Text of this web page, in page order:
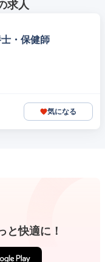
求人
・保健師
気になる
と快適に！